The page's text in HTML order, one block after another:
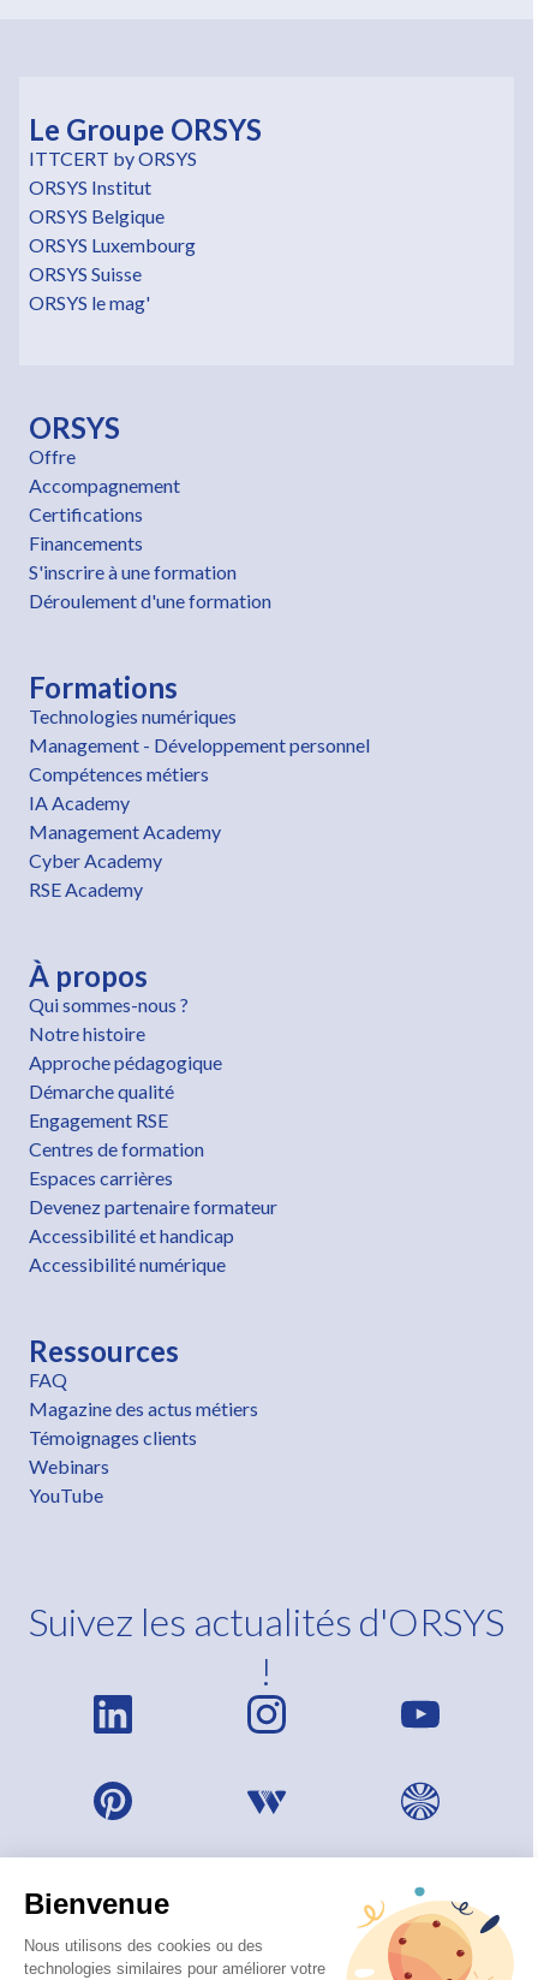
Bienvenue
Nous utilisons des cookies ou des
technologies similaires pour améliorer votre
Le Groupe ORSYS
ITTCERT by ORSYS
ORSYS Institut
ORSYS Belgique
ORSYS Luxembourg
ORSYS Suisse
ORSYS le mag'
ORSYS
Offre
Accompagnement
Certifications
Financements
S'inscrire à une formation
Déroulement d'une formation
Formations
Technologies numériques
Management - Développement personnel
Compétences métiers
IA Academy
Management Academy
Cyber Academy
RSE Academy
À propos
Qui sommes-nous ?
Notre histoire
Approche pédagogique
Démarche qualité
Engagement RSE
Centres de formation
Espaces carrières
Devenez partenaire formateur
Accessibilité et handicap
Accessibilité numérique
Ressources
FAQ
Magazine des actus métiers
Témoignages clients
Webinars
YouTube
Suivez les actualités d'ORSYS
!